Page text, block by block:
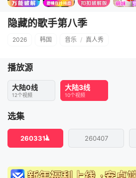
隐藏的歌手第八季
2026 韩国 音乐 / 真人秀
播放源
大陆0线
12个视频
大陆3线
10个视频
选集
260331 260407